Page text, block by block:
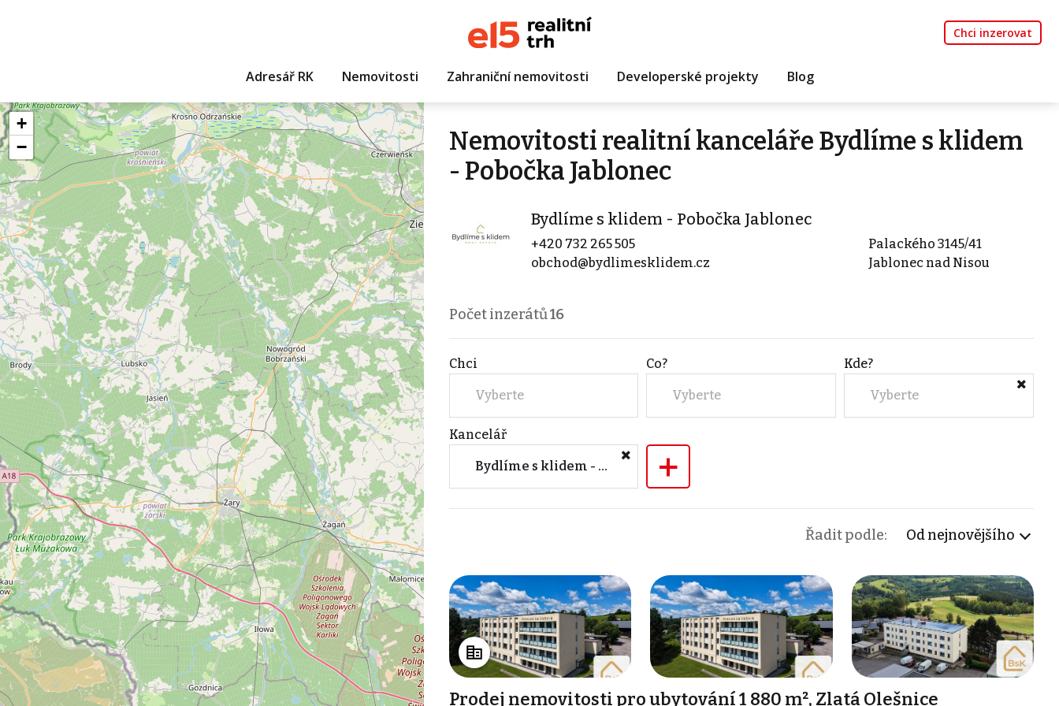
Chci inzerovat
Adresář RK Nemovitosti Zahraniční nemovitosti Developerské projekty Blog
+
−
Nemovitosti realitní kanceláře Bydlíme s klidem
- Pobočka Jablonec
Bydlíme s klidem - Pobočka Jablonec
+420 732 265 505
obchod@bydlimesklidem.cz
Palackého 3145/41
Jablonec nad Nisou
Počet inzerátů16
Chci
Vyberte
Co?
Vyberte
Kde?
Vyberte
Kancelář
Bydlíme s klidem - Pobočka Jablonec +
Řadit podle: Od nejnovějšího
Prodej nemovitosti pro ubytování 1 880 m², Zlatá Olešnice